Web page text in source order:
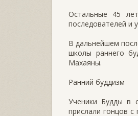
Остальные 45
последователей и
В дальнейшем
школы раннего
Махаяны.
Ранний буддизм
Ученики Будды в
прислали гонцов